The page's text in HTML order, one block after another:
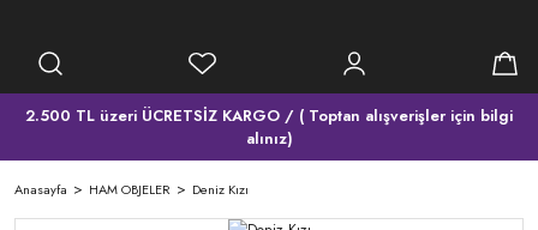
2.500 TL üzeri ÜCRETSİZ KARGO / ( Toptan alışverişler için bilgi
alınız)
Anasayfa HAM OBJELER Deniz Kızı